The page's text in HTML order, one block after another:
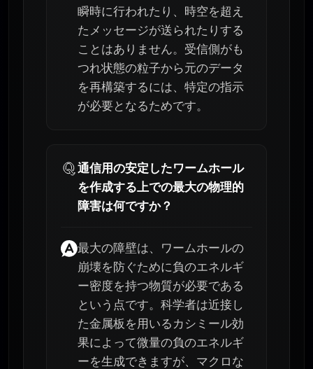
瞬時に行われたり、時空を超え
たメッセージが送られたりする
ことはありません。受信側がも
つれ状態の粒子から元のデータ
を再構築するには、特定の指示
が必要となるためです。
通信用の安定したワームホール
を作成する上での最大の物理的
障害は何ですか？
最大の障壁は、ワームホールの
崩壊を防ぐために負のエネルギ
ー密度を持つ物質が必要である
という点です。科学者は近接し
た金属板を用いるカシミール効
果によって微量の負のエネルギ
ーを生成できますが、マクロな